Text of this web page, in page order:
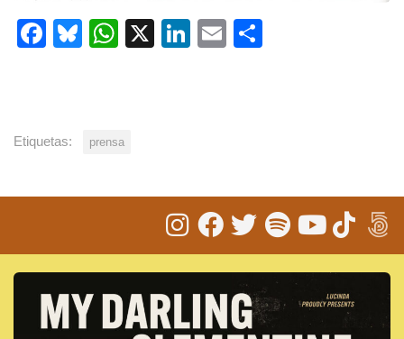
Facebook
Bluesky
WhatsApp
X LinkedIn
Email
Etiquetas: prensa